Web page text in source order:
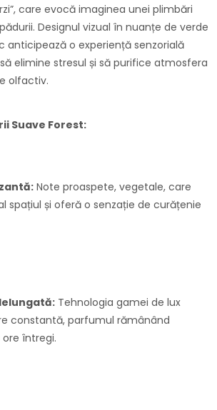
care evocă imaginea unei plimbări
Designul vizual în nuanțe de verde
anticipează o experiență senzorială
elimine stresul și să purifice atmosfera
olfactiv.
Suave Forest:
Note proaspete, vegetale, care
spațiul și oferă o senzație de curățenie
Tehnologia gamei de lux
constantă, parfumul rămânând
întregi.